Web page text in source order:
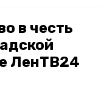
в честь
ЛенТВ24